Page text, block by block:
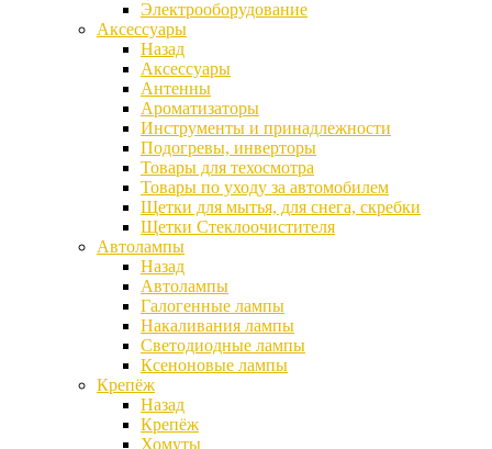
Электрооборудование
Аксессуары
Назад
Аксессуары
Антенны
Ароматизаторы
Инструменты и принадлежности
Подогревы, инверторы
Товары для техосмотра
Товары по уходу за автомобилем
Щетки для мытья, для снега, скребки
Щетки Стеклоочистителя
Автолампы
Назад
Автолампы
Галогенные лампы
Накаливания лампы
Светодиодные лампы
Ксеноновые лампы
Крепёж
Назад
Крепёж
Хомуты